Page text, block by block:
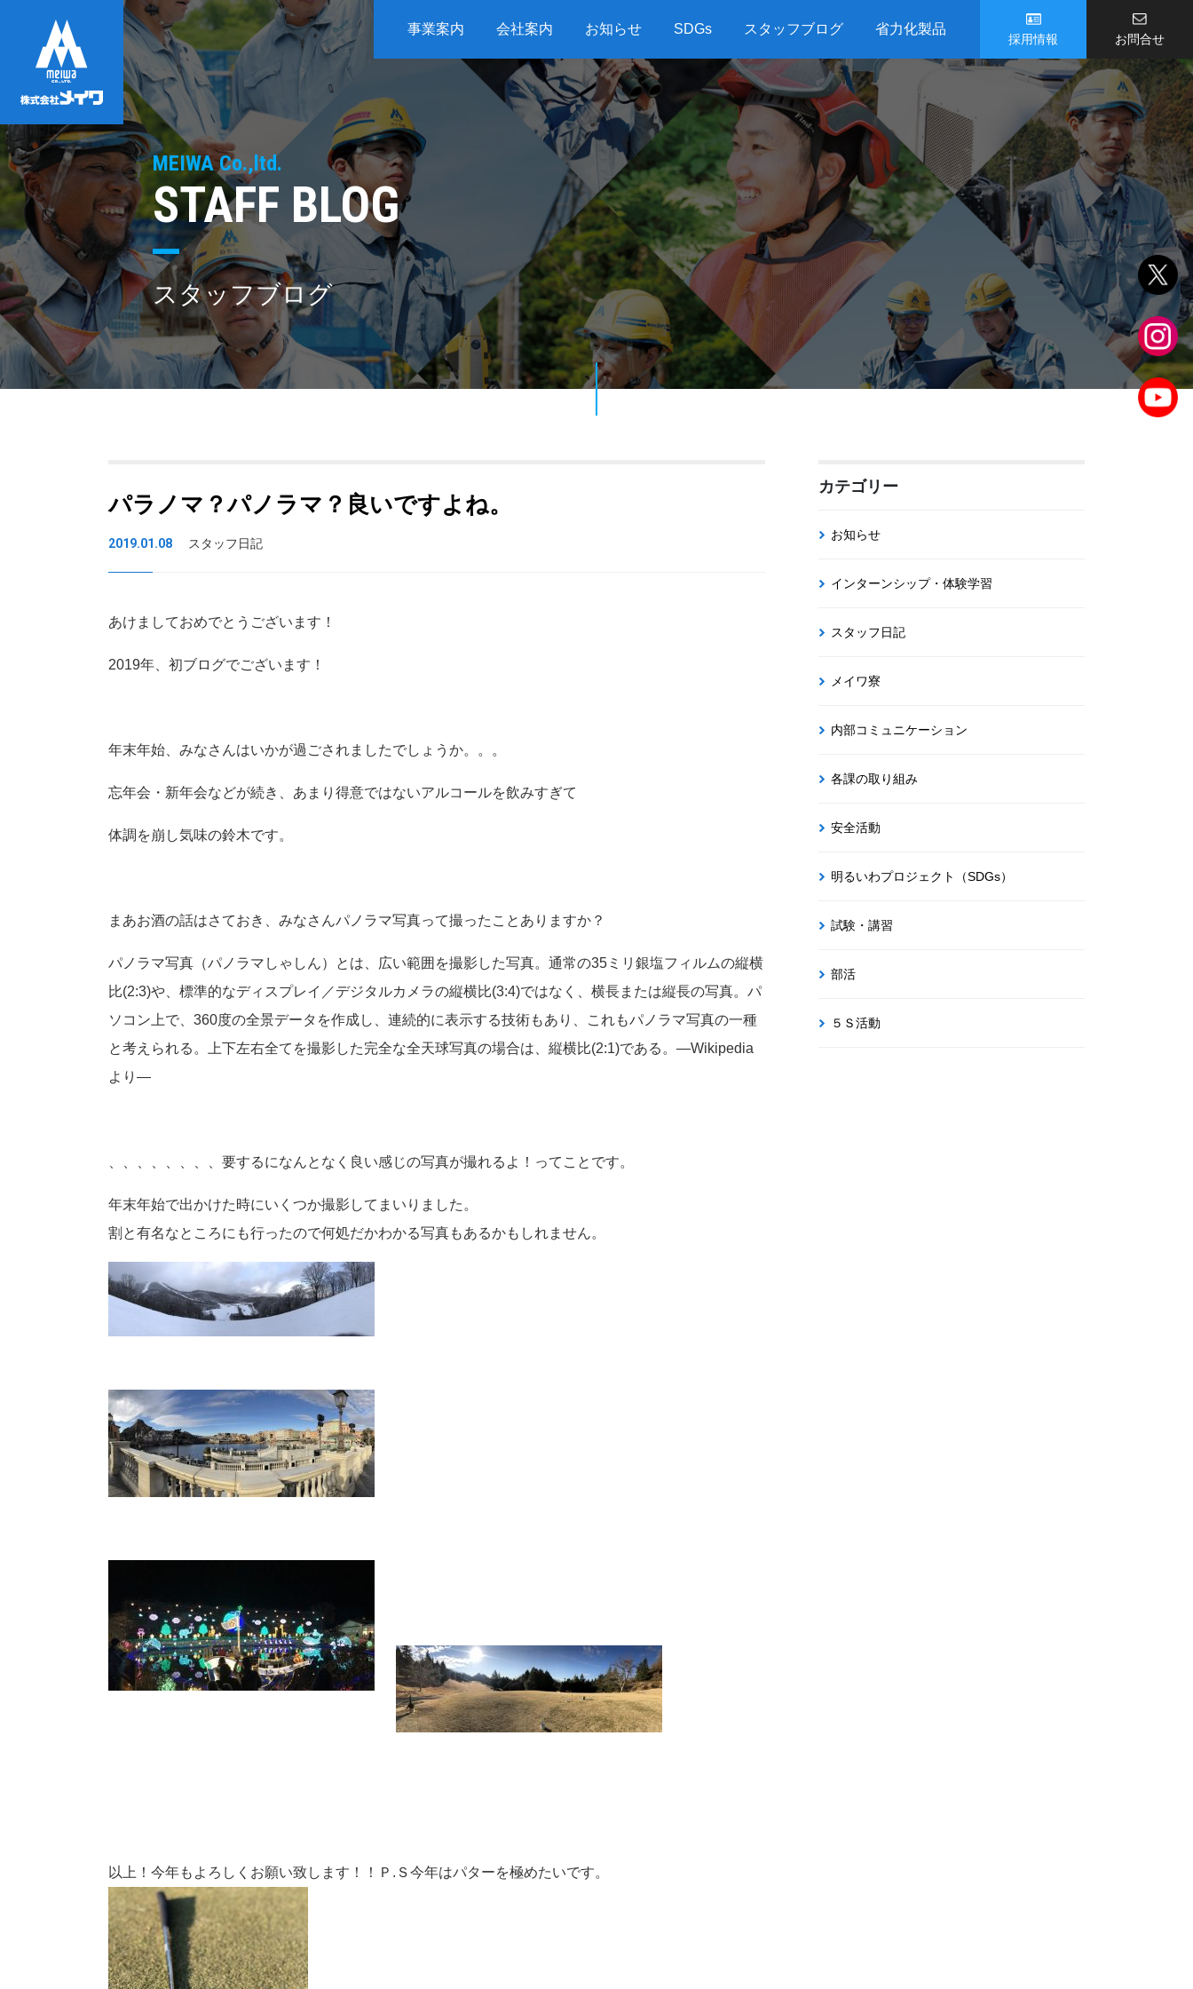
事業案内 会社案内 お知らせ SDGs スタッフブログ 省力化製品
採用情報 お問合せ
MEIWA Co.,ltd.
STAFF BLOG
スタッフブログ
パラノマ？パノラマ？良いですよね。
2019.01.08 スタッフ日記
あけましておめでとうございます！
2019年、初ブログでございます！
年末年始、みなさんはいかが過ごされましたでしょうか。。。
忘年会・新年会などが続き、あまり得意ではないアルコールを飲みすぎて
体調を崩し気味の鈴木です。
まあお酒の話はさておき、みなさんパノラマ写真って撮ったことありますか？
パノラマ写真（パノラマしゃしん）とは、広い範囲を撮影した写真。通常の35ミリ銀塩フィルムの縦横
比(2:3)や、標準的なディスプレイ／デジタルカメラの縦横比(3:4)ではなく、横長または縦長の写真。パ
ソコン上で、360度の全景データを作成し、連続的に表示する技術もあり、これもパノラマ写真の一種
と考えられる。上下左右全てを撮影した完全な全天球写真の場合は、縦横比(2:1)である。—Wikipedia
より—
、、、、、、、、要するになんとなく良い感じの写真が撮れるよ！ってことです。
年末年始で出かけた時にいくつか撮影してまいりました。
割と有名なところにも行ったので何処だかわかる写真もあるかもしれません。
以上！今年もよろしくお願い致します！！Ｐ.Ｓ今年はパターを極めたいです。
カテゴリー
お知らせ
インターンシップ・体験学習
スタッフ日記
メイワ寮
内部コミュニケーション
各課の取り組み
安全活動
明るいわプロジェクト（SDGs）
試験・講習
部活
５Ｓ活動